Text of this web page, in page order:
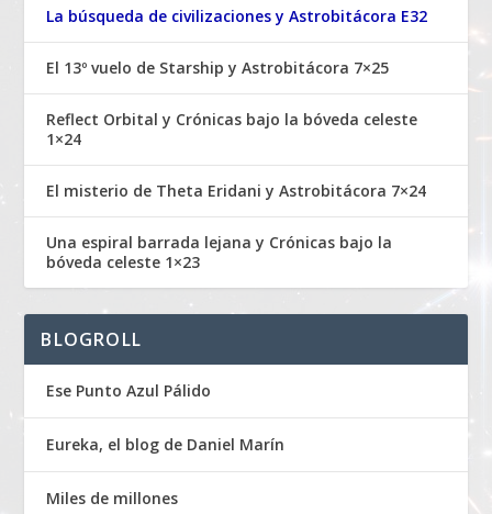
La búsqueda de civilizaciones y Astrobitácora E32
El 13º vuelo de Starship y Astrobitácora 7×25
Reflect Orbital y Crónicas bajo la bóveda celeste
1×24
El misterio de Theta Eridani y Astrobitácora 7×24
Una espiral barrada lejana y Crónicas bajo la
bóveda celeste 1×23
BLOGROLL
Ese Punto Azul Pálido
Eureka, el blog de Daniel Marín
Miles de millones